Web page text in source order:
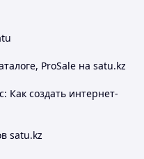
ProSale на satu.kz
Как создать интернет-
satu.kz